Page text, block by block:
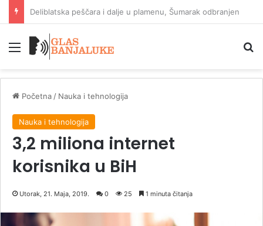
Crvena zvezda savladala Novi Pazar pred revanš sa Hapoelom
Meni
Početna / Nauka i tehnologija
Nauka i tehnologija
3,2 miliona internet
korisnika u BiH
Utorak, 21. Maja, 2019. 0 25 1 minuta čitanja